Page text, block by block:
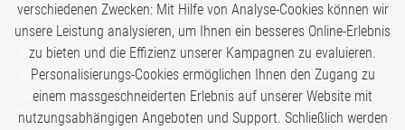
Romance
Safari-Erlebnisse
Simply the Best
Six Senses
Villen
Zugreisen
verschiedenen Zwecken: Mit Hilfe von Analyse-Cookies können wir
unsere Leistung analysieren, um Ihnen ein besseres Online-Erlebnis
zu bieten und die Effizienz unserer Kampagnen zu evaluieren.
Personalisierungs-Cookies ermöglichen Ihnen den Zugang zu
einem massgeschneiderten Erlebnis auf unserer Website mit
nutzungsabhängigen Angeboten und Support. Schließlich werden